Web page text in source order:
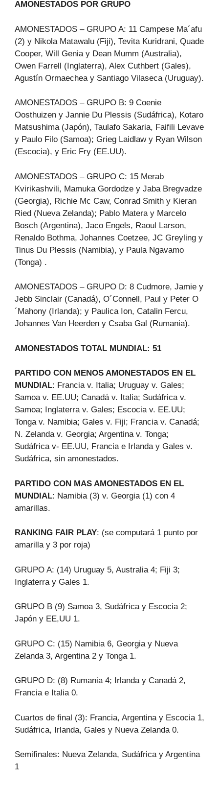
AMONESTADOS POR GRUPO
AMONESTADOS – GRUPO A: 11 Campese Ma´afu
(2) y Nikola Matawalu (Fiji), Tevita Kuridrani, Quade
Cooper, Will Genia y Dean Mumm (Australia),
Owen Farrell (Inglaterra), Alex Cuthbert (Gales),
Agustín Ormaechea y Santiago Vilaseca (Uruguay).
AMONESTADOS – GRUPO B: 9 Coenie
Oosthuizen y Jannie Du Plessis (Sudáfrica), Kotaro
Matsushima (Japón), Taulafo Sakaria, Faifili Levave
y Paulo Filo (Samoa); Grieg Laidlaw y Ryan Wilson
(Escocia), y Eric Fry (EE.UU).
AMONESTADOS – GRUPO C: 15 Merab
Kvirikashvili, Mamuka Gordodze y Jaba Bregvadze
(Georgia), Richie Mc Caw, Conrad Smith y Kieran
Ried (Nueva Zelanda); Pablo Matera y Marcelo
Bosch (Argentina), Jaco Engels, Raoul Larson,
Renaldo Bothma, Johannes Coetzee, JC Greyling y
Tinus Du Plessis (Namibia), y Paula Ngavamo
(Tonga) .
AMONESTADOS – GRUPO D: 8 Cudmore, Jamie y
Jebb Sinclair (Canadá), O´Connell, Paul y Peter O
´Mahony (Irlanda); y Paulica Ion, Catalin Fercu,
Johannes Van Heerden y Csaba Gal (Rumania).
AMONESTADOS TOTAL MUNDIAL: 51
PARTIDO CON MENOS AMONESTADOS EN EL
MUNDIAL: Francia v. Italia; Uruguay v. Gales;
Samoa v. EE.UU; Canadá v. Italia; Sudáfrica v.
Samoa; Inglaterra v. Gales; Escocia v. EE.UU;
Tonga v. Namibia; Gales v. Fiji; Francia v. Canadá;
N. Zelanda v. Georgia; Argentina v. Tonga;
Sudáfrica v- EE.UU, Francia e Irlanda y Gales v.
Sudáfrica, sin amonestados.
PARTIDO CON MAS AMONESTADOS EN EL
MUNDIAL: Namibia (3) v. Georgia (1) con 4
amarillas.
RANKING FAIR PLAY: (se computará 1 punto por
amarilla y 3 por roja)
GRUPO A: (14) Uruguay 5, Australia 4; Fiji 3;
Inglaterra y Gales 1.
GRUPO B (9) Samoa 3, Sudáfrica y Escocia 2;
Japón y EE,UU 1.
GRUPO C: (15) Namibia 6, Georgia y Nueva
Zelanda 3, Argentina 2 y Tonga 1.
GRUPO D: (8) Rumania 4; Irlanda y Canadá 2,
Francia e Italia 0.
Cuartos de final (3): Francia, Argentina y Escocia 1,
Sudáfrica, Irlanda, Gales y Nueva Zelanda 0.
Semifinales: Nueva Zelanda, Sudáfrica y Argentina
1